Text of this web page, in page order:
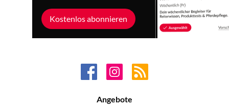
Kostenlos abonnieren
Angebote